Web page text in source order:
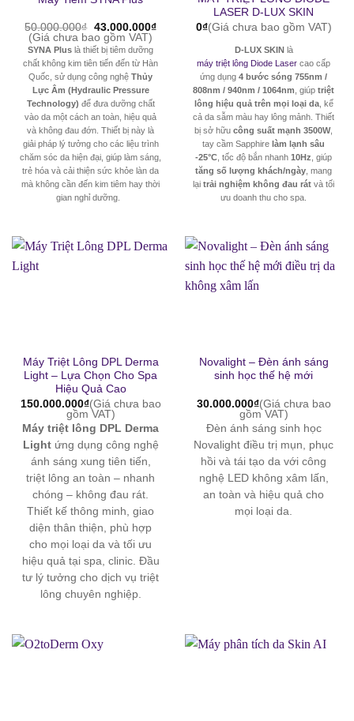
50.000.000₫ Giá
gốc
là:
50.000.000₫.
43.000.000₫Giá
43.000.000₫.
(Giá chưa bao gồm VAT)
SYNA Plus là thiết bị tiêm dưỡng
chất không kim tiên tiến đến từ Hàn
Quốc, sử dụng công nghệ Thủy
Lực Âm (Hydraulic Pressure
Technology) để đưa dưỡng chất
vào da một cách an toàn, hiệu quả
và không đau đớn. Thiết bị này là
giải pháp lý tưởng cho các liệu trình
chăm sóc da hiện đại, giúp làm sáng,
trẻ hóa và cải thiện sức khỏe làn da
mà không cần đến kim tiêm hay thời
gian nghỉ dưỡng.
LASER D-LUX SKIN
0₫(Giá chưa bao gồm VAT)
D-LUX SKINlà
máy triệt lông Diode Laser cao cấp
ứng dụng 4 bước sóng 755nm /
808nm / 940nm / 1064nm , giúp triệt
lông hiệu quả trên mọi loại da, kể
cả da sẫm màu hay lông mảnh. Thiết
bị sở hữu công suất mạnh 3500W,
tay cầm Sapphire làm lạnh sâu
-25°C , tốc độ bắn nhanh 10Hz , giúp
tăng số lượng khách/ngày , mang
lại trải nghiệm không đau rát và tối
ưu doanh thu cho spa.
Máy Triệt Lông DPL Derma
Light – Lựa Chọn Cho Spa
Hiệu Quả Cao
150.000.000₫(Giá chưa bao
gồm VAT)
Máy triệt lông DPL Derma
Lightứng dụng công nghệ
ánh sáng xung tiên tiến,
triệt lông an toàn – nhanh
chóng – không đau rát.
Thiết kế thông minh, giao
diện thân thiện, phù hợp
cho mọi loại da và tối ưu
hiệu quả tại spa, clinic. Đầu
tư lý tưởng cho dịch vụ triệt
lông chuyên nghiệp.
Novalight – Đèn ánh sáng
sinh học thế hệ mới
30.000.000₫(Giá chưa bao
gồm VAT)
Đèn ánh sáng sinh học
Novalight điều trị mụn, phục
hồi và tái tạo da với công
nghệ LED không xâm lấn,
an toàn và hiệu quả cho
mọi loại da.